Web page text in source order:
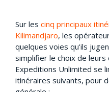
Sur les cinq principaux
Kilimandjaro, les
quelques voies qu'ils
simplifier le choix de
Expeditions Unlimited se
itinéraires suivants, pour